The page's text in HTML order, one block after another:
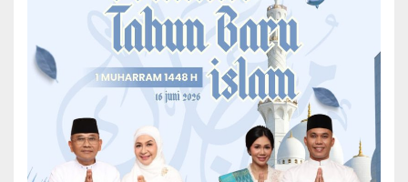
Acara pisah sambut ini juga dirangkai dengan kegiatan sosial
berupa pemberian santunan kepada anak yatim serta kegiatan
keagamaan, yang turut dihadiri oleh tokoh agama.
Selain itu, kegiatan ini juga menjadi ajang mempererat tali
silaturahmi antara unsur pemerintahan, kepolisian, dan
masyarakat guna menciptakan hubungan yang harmonis di
Kabupaten Simalungun.